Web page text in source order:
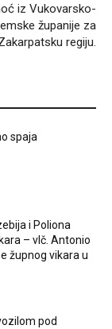
iz Vukovarsko-
županije za
regiju.
spaja
i Poliona
– vlč. Antonio
župnog vikara u
pod